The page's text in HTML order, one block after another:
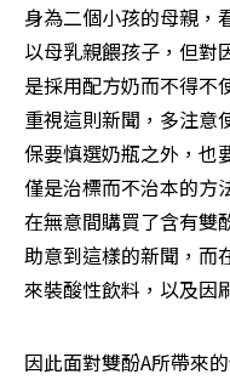
身為二個小孩的母親，
以母乳親餵孩子，但對
是採用配方奶而不得不
重視這則新聞，多注意
保要慎選奶瓶之外，也
僅是治標而不治本的方
在無意間購買了含有雙
助意到這樣的新聞，而
來裝酸性飲料，以及因
因此面對雙酚A所帶來